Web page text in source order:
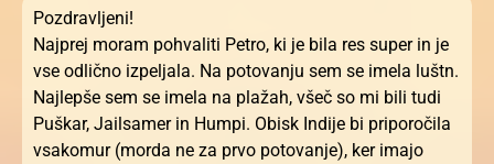
Pozdravljeni!
Najprej moram pohvaliti Petro, ki je bila res super in je
vse odlično izpeljala. Na potovanju sem se imela luštn.
Najlepše sem se imela na plažah, všeč so mi bili tudi
Puškar, Jailsamer in Humpi. Obisk Indije bi priporočila
vsakomur (morda ne za prvo potovanje), ker imajo